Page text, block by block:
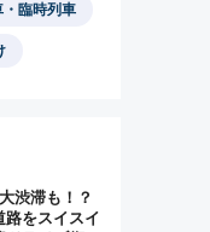
・臨時列車
渋滞も！？
路をスイスイ